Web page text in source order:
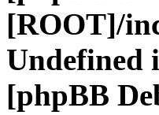
[ROOT]/
Undefined
[phpBB